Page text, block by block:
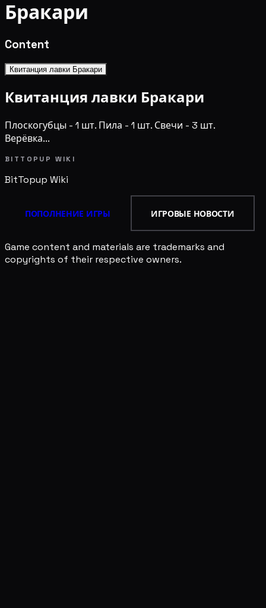
Бракари
Content
Квитанция лавки Бракари
Квитанция лавки Бракари
Плоскогубцы - 1 шт. Пила - 1 шт. Свечи - 3 шт.
Верёвка...
BITTOPUP WIKI
BitTopup Wiki
ПОПОЛНЕНИЕ ИГРЫ ИГРОВЫЕ НОВОСТИ
Game content and materials are trademarks and
copyrights of their respective owners.